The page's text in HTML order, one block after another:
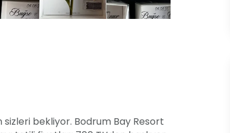
bekliyor. Bodrum Bay Resort